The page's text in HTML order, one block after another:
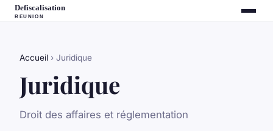
Accueil › Juridique
Juridique
Droit des affaires et réglementation